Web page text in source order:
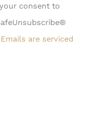
consent to
Emails are serviced